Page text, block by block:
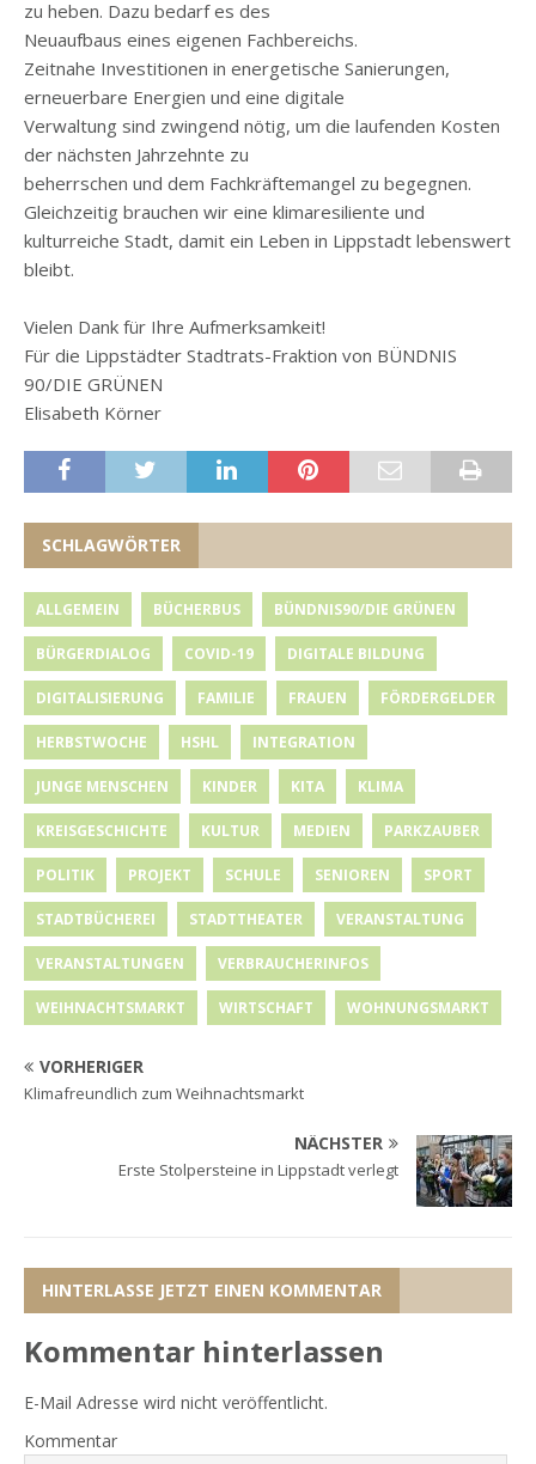
zu heben. Dazu bedarf es des
Neuaufbaus eines eigenen Fachbereichs.
Zeitnahe Investitionen in energetische Sanierungen,
erneuerbare Energien und eine digitale
Verwaltung sind zwingend nötig, um die laufenden Kosten
der nächsten Jahrzehnte zu
beherrschen und dem Fachkräftemangel zu begegnen.
Gleichzeitig brauchen wir eine klimaresiliente und
kulturreiche Stadt, damit ein Leben in Lippstadt lebenswert
bleibt.
Vielen Dank für Ihre Aufmerksamkeit!
Für die Lippstädter Stadtrats-Fraktion von BÜNDNIS
90/DIE GRÜNEN
Elisabeth Körner
SCHLAGWÖRTER
ALLGEMEIN BÜCHERBUS BÜNDNIS90/DIE GRÜNEN
BÜRGERDIALOG COVID-19 DIGITALE BILDUNG
DIGITALISIERUNG FAMILIE FRAUEN FÖRDERGELDER
HERBSTWOCHE HSHL INTEGRATION
JUNGE MENSCHEN KINDER KITA KLIMA
KREISGESCHICHTE KULTUR MEDIEN PARKZAUBER
POLITIK PROJEKT SCHULE SENIOREN SPORT
STADTBÜCHEREI STADTTHEATER VERANSTALTUNG
VERANSTALTUNGEN VERBRAUCHERINFOS
WEIHNACHTSMARKT WIRTSCHAFT WOHNUNGSMARKT
VORHERIGER
Klimafreundlich zum Weihnachtsmarkt
NÄCHSTER
Erste Stolpersteine in Lippstadt verlegt
HINTERLASSE JETZT EINEN KOMMENTAR
Kommentar hinterlassen
E-Mail Adresse wird nicht veröffentlicht.
Kommentar